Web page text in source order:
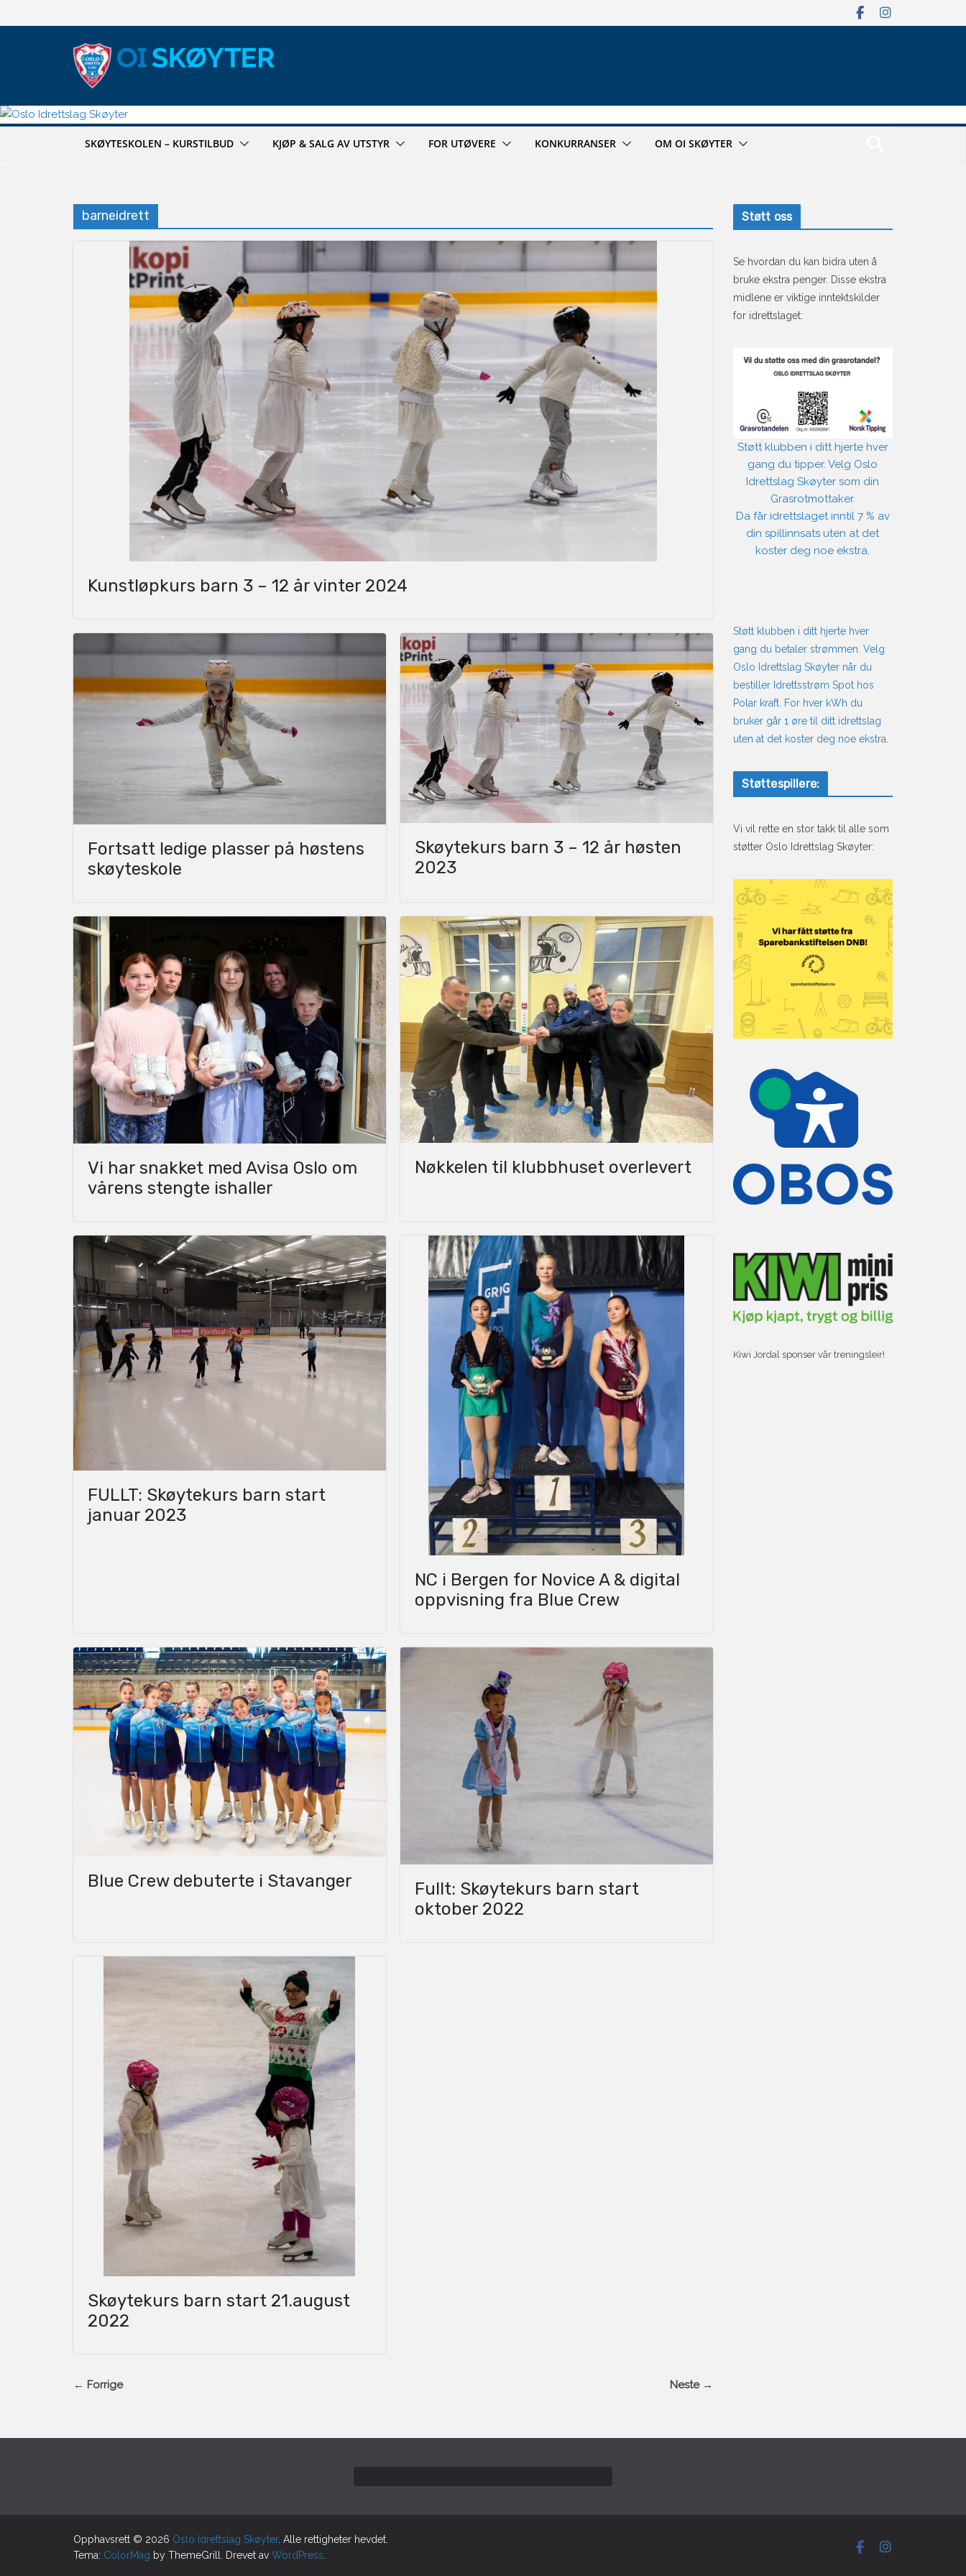
til
SKØYTESKOLEN – KURSTILBUD KJØP & SALG AV UTSTYR FOR UTØVERE KONKURRANSER OM OI SKØYTER
barneidrett
Kunstløpkurs barn 3 – 12 år vinter 2024
Fortsatt ledige plasser på høstens
skøyteskole
Skøytekurs barn 3 – 12 år høsten
2023
Vi har snakket med Avisa Oslo om
vårens stengte ishaller
Nøkkelen til klubbhuset overlevert
FULLT: Skøytekurs barn start
januar 2023
NC i Bergen for Novice A & digital
oppvisning fra Blue Crew
Blue Crew debuterte i Stavanger
Fullt: Skøytekurs barn start
oktober 2022
Skøytekurs barn start 21.august
2022
← Forrige Neste →
Støtt oss
Se hvordan du kan bidra uten å
bruke ekstra penger. Disse ekstra
midlene er viktige inntektskilder
for idrettslaget:
Støtt klubben i ditt hjerte hver
gang du tipper. Velg Oslo
Idrettslag Skøyter som din
Grasrotmottaker.
Da får idrettslaget inntil 7 % av
din spillinnsats uten at det
koster deg noe ekstra.
Støtt klubben i ditt hjerte hver
gang du betaler strømmen. Velg
Oslo Idrettslag Skøyter når du
bestiller Idrettsstrøm Spot hos
Polar kraft. For hver kWh du
bruker går 1 øre til ditt idrettslag
uten at det koster deg noe ekstra.
Støttespillere:
Vi vil rette en stor takk til alle som
støtter Oslo Idrettslag Skøyter:
Kiwi Jordal sponser vår treningsleir!
Opphavsrett © 2026 Oslo Idrettslag Skøyter. Alle rettigheter hevdet.
Tema: ColorMag by ThemeGrill. Drevet av WordPress